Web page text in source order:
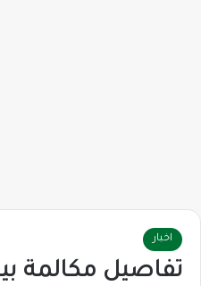
اخبار
تفاصيل مكالمة